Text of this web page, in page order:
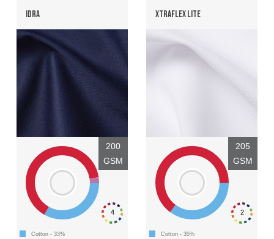
IDRA
4
200
GSM
Cotton - 33%
XTRAFLEX LITE
2
205
GSM
Cotton - 35%